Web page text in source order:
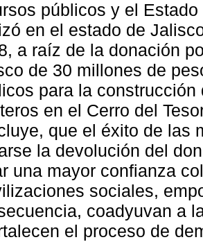
públicos y el
en el estado de
a raíz de la donación
de 30 millones de
para la
en el Cerro del
que el éxito de las
la devolución del
una mayor confianza
sociales,
coadyuvan a
el proceso de